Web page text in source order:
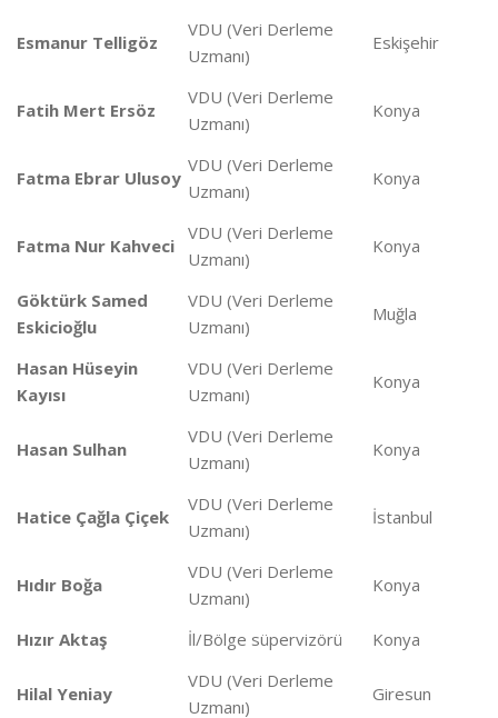
Esmanur Telligöz
VDU (Veri Derleme
Uzmanı)
Eskişehir
Fatih Mert Ersöz
VDU (Veri Derleme
Uzmanı)
Konya
Fatma Ebrar Ulusoy
VDU (Veri Derleme
Uzmanı)
Konya
Fatma Nur Kahveci
VDU (Veri Derleme
Uzmanı)
Konya
Göktürk Samed
Eskicioğlu
VDU (Veri Derleme
Uzmanı)
Muğla
Hasan Hüseyin
Kayısı
VDU (Veri Derleme
Uzmanı)
Konya
Hasan Sulhan
VDU (Veri Derleme
Uzmanı)
Konya
Hatice Çağla Çiçek
VDU (Veri Derleme
Uzmanı)
İstanbul
Hıdır Boğa
VDU (Veri Derleme
Uzmanı)
Konya
Hızır Aktaş İl/Bölge süpervizörü Konya
Hilal Yeniay
VDU (Veri Derleme
Uzmanı)
Giresun